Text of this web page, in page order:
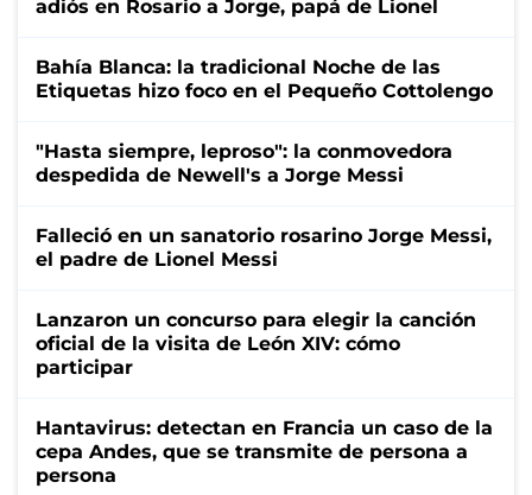
adiós en Rosario a Jorge, papá de Lionel
Bahía Blanca: la tradicional Noche de las
Etiquetas hizo foco en el Pequeño Cottolengo
"Hasta siempre, leproso": la conmovedora
despedida de Newell's a Jorge Messi
Falleció en un sanatorio rosarino Jorge Messi,
el padre de Lionel Messi
Lanzaron un concurso para elegir la canción
oficial de la visita de León XIV: cómo
participar
Hantavirus: detectan en Francia un caso de la
cepa Andes, que se transmite de persona a
persona